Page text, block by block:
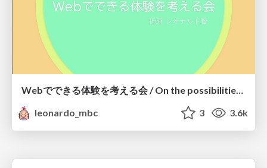
Webでできる体験を考える会 / On the possibilities of PWA experience
leonardo_mbc
3 3.6k